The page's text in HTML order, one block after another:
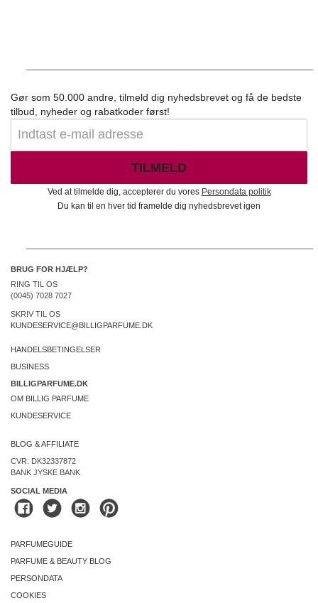
Gør som 50.000 andre, tilmeld dig nyhedsbrevet og få de bedste
tilbud, nyheder og rabatkoder først!
TILMELD
Ved at tilmelde dig, accepterer du vores Persondata politik
Du kan til en hver tid framelde dig nyhedsbrevet igen
BRUG FOR HJÆLP?
RING TIL OS
(0045) 7028 7027
SKRIV TIL OS
KUNDESERVICE@BILLIGPARFUME.DK
HANDELSBETINGELSER
BUSINESS
BILLIGPARFUME.DK
OM BILLIG PARFUME
KUNDESERVICE
BLOG & AFFILIATE
CVR: DK32337872
BANK JYSKE BANK
SOCIAL MEDIA
PARFUMEGUIDE
PARFUME & BEAUTY BLOG
PERSONDATA
COOKIES